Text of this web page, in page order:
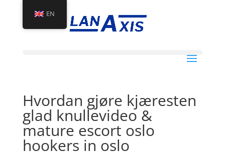
Hvordan gjøre kjæresten
glad knullevideo &
mature escort oslo
hookers in oslo
EN